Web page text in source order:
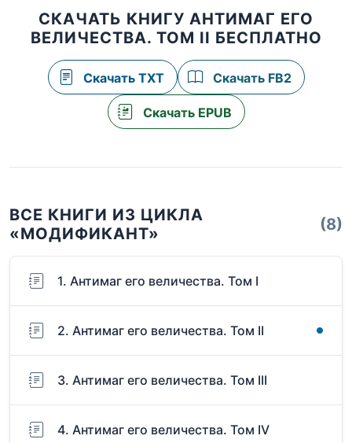
СКАЧАТЬ КНИГУ АНТИМАГ ЕГО
ВЕЛИЧЕСТВА. ТОМ II БЕСПЛАТНО
Скачать TXT Скачать FB2
Скачать EPUB
ВСЕ КНИГИ ИЗ ЦИКЛА
«МОДИФИКАНТ»
(8)
1. Антимаг его величества. Том I
2. Антимаг его величества. Том II
3. Антимаг его величества. Том III
4. Антимаг его величества. Том IV